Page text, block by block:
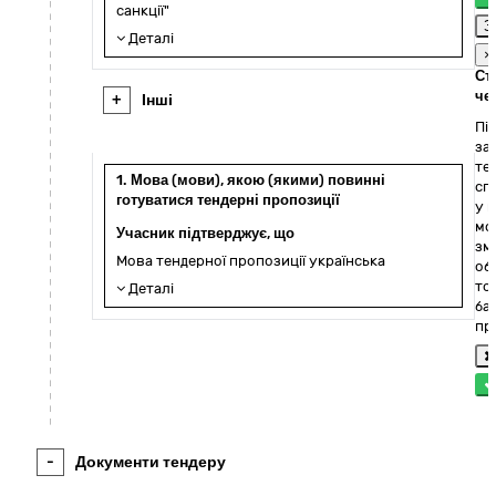
санкції"
Деталі
+ Інші
1. Мова (мови), якою (якими) повинні
готуватися тендерні пропозиції
Учасник підтверджує, що
Мова тендерної пропозиції українська
Деталі
×
у
- Документи тендеру